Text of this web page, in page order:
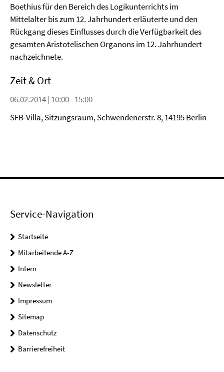
Boethius für den Bereich des Logikunterrichts im
Mittelalter bis zum 12. Jahrhundert erläuterte und den
Rückgang dieses Einflusses durch die Verfügbarkeit des
gesamten Aristotelischen Organons im 12. Jahrhundert
nachzeichnete.
Zeit & Ort
06.02.2014 | 10:00 - 15:00
SFB-Villa, Sitzungsraum, Schwendenerstr. 8, 14195 Berlin
Service-Navigation
Startseite
Mitarbeitende A-Z
Intern
Newsletter
Impressum
Sitemap
Datenschutz
Barrierefreiheit